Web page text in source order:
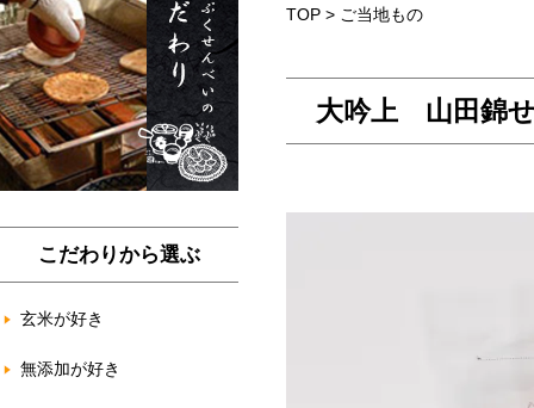
こだわりから選ぶ
玄米が好き
無添加が好き
TOP > ご当地もの
大吟上 山田錦